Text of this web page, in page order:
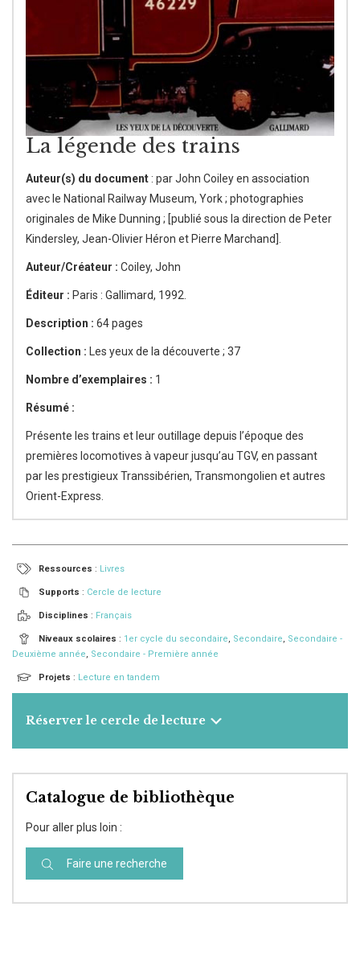
La légende des trains
Auteur(s) du document : par John Coiley en association
avec le National Railway Museum, York ; photographies
originales de Mike Dunning ; [publié sous la direction de Peter
Kindersley, Jean-Olivier Héron et Pierre Marchand].
Auteur/Créateur : Coiley, John
Éditeur : Paris : Gallimard, 1992.
Description : 64 pages
Collection : Les yeux de la découverte ; 37
Nombre d’exemplaires : 1
Résumé :
Présente les trains et leur outillage depuis l’époque des
premières locomotives à vapeur jusqu’au TGV, en passant
par les prestigieux Transsibérien, Transmongolien et autres
Orient-Express.
Ressources : Livres
Supports : Cercle de lecture
Disciplines : Français
Niveaux scolaires : 1er cycle du secondaire, Secondaire, Secondaire -
Deuxième année, Secondaire - Première année
Projets : Lecture en tandem
Réserver le cercle de lecture
Catalogue de bibliothèque
Pour aller plus loin :
Faire une recherche